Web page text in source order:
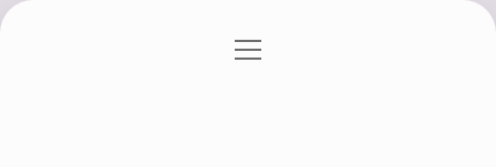
Gizlilik Politikası
menüyü